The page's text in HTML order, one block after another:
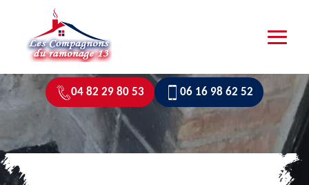
04 82 29 80 53 06 16 98 62 52